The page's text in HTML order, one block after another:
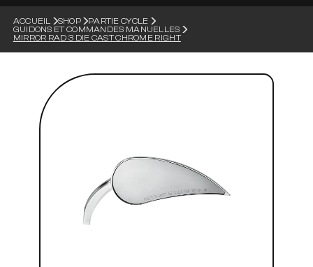
ACCUEIL SHOP
PARTIE CYCLE
GUIDONS ET COMMANDES MANUELLES
MIRROR RAD 3 DIE CAST CHROME RIGHT